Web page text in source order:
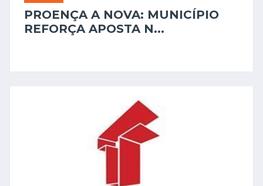
PROENÇA A NOVA: MUNICÍPIO
REFORÇA APOSTA N...